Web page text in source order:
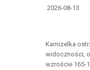
2026-08-13
Kamizelka
widoczności,
wzroście 165-